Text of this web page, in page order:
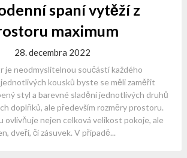
spaní vytěží z
maximum
28. decembra 2022
je neodmyslitelnou součástí každého
kousků byste se měli zaměřit
styl a barevné sladění jednotlivých druhů
doplňků, ale především rozměry prostoru.
ovlivňuje nejen celková velikost pokoje, ale
dveří, či zásuvek. V případě...